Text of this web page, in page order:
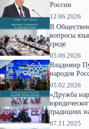
России
12.06.2026
В
вопросы
среде
05.06.2026
Владимир
народов
05.02.2026
«Дружба
традициях
07.11.2025